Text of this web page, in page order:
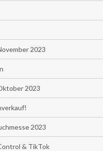
2023
2023
2023
& TikTok